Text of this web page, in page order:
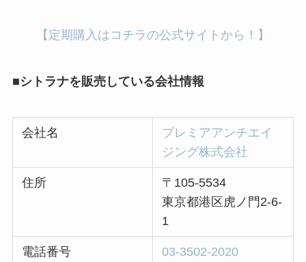
【定期購入はコチラの公式サイトから！】
■シトラナを販売している会社情報
会社名
プレミアアンチエイ
ジング株式会社
住所
〒105-5534
東京都港区虎ノ門2-6-
1
電話番号 03-3502-2020